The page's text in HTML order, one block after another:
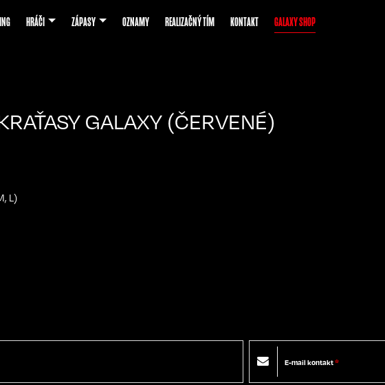
HRÁČI ZÁPASY OZNAMY REALIZAČNÝ TÍM KONTAKT GALAXY SHOP
GALAXY (ČERVENÉ)
L)
E-mail kontakt*